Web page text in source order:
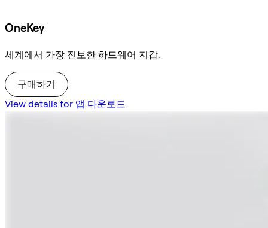
OneKey
세계에서 가장 진보한 하드웨어 지갑.
구매하기
View details for 앱 다운로드